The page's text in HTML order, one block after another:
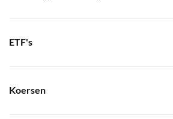
ETF's
Koersen